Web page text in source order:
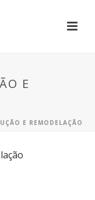
E
E REMODELAÇÃO